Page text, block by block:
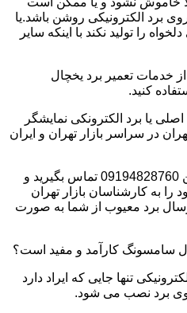
برد الکترونیکی روشن باشد.یا
را تولید نکند با اینکه سایر
خدمات تعمیر برد یخچال
کنید.
یا برد الکترونکی نمایشگر
در سراسر بازار تهران و ایران
تنها کافی است که با شماره تلفن 09194828760 تماس بگیرید و
به کارشناسان بازار تهران
برد معیوب از شما به صورت
سامسونگ کارآمد و مفید است؟
الکترونیکی تنها جایی که ایراد دارد
برد نصب می شود.